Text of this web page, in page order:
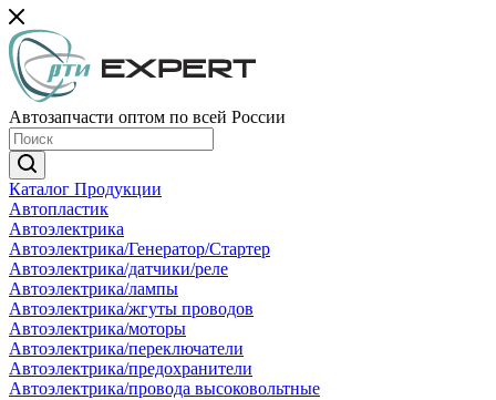
Автозапчасти оптом по всей России
Каталог Продукции
Автопластик
Автоэлектрика
Автоэлектрика/Генератор/Стартер
Автоэлектрика/датчики/реле
Автоэлектрика/лампы
Автоэлектрика/жгуты проводов
Автоэлектрика/моторы
Автоэлектрика/переключатели
Автоэлектрика/предохранители
Автоэлектрика/провода высоковольтные